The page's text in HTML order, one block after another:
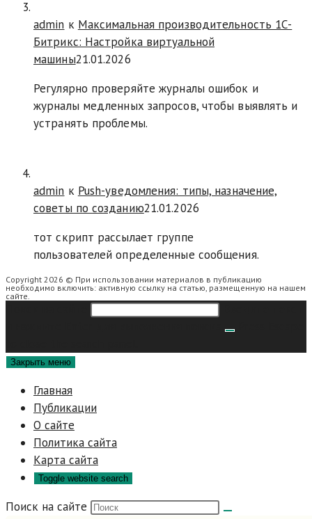
admin к Максимальная производительность 1С-
Битрикс: Настройка виртуальной
машины21.01.2026
Регулярно проверяйте журналы ошибок и
журналы медленных запросов, чтобы выявлять и
устранять проблемы.
admin к Push-уведомления: типы, назначение,
советы по созданию21.01.2026
тот скрипт рассылает группе
пользователей определенные сообщения.
Copyright 2026 © При использовании материалов в публикацию
необходимо включить: активную ссылку на статью, размещенную на нашем
сайте.
Закрыть меню
Главная
Публикации
О сайте
Политика сайта
Карта сайта
Toggle website search
Поиск на сайте